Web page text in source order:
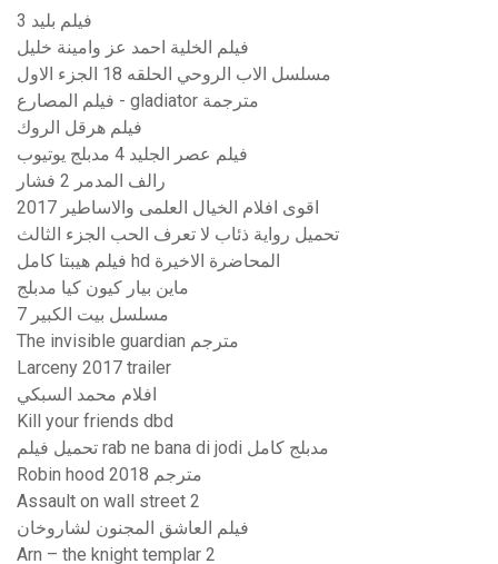
فيلم بليد 3
فيلم الخلية احمد عز وامينة خليل
مسلسل الاب الروحي الحلقه 18 الجزء الاول
فيلم المصارع - gladiator مترجمة
فيلم هرقل الروك
فيلم عصر الجليد 4 مدبلج يوتيوب
رالف المدمر 2 فشار
اقوى افلام الخيال العلمى والاساطير 2017
تحميل رواية ذئاب لا تعرف الحب الجزء الثالث
فيلم هيبتا كامل hd المحاضرة الاخيرة
ماين بيار كيون كيا مدبلج
مسلسل بيت الكبير 7
The invisible guardian مترجم
Larceny 2017 trailer
افلام محمد السبكي
Kill your friends dbd
تحميل فيلم rab ne bana di jodi مدبلج كامل
Robin hood 2018 مترجم
Assault on wall street 2
فيلم العاشق المجنون لشاروخان
Arn – the knight templar 2